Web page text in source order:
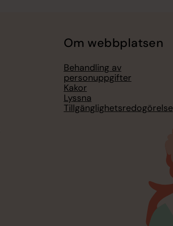
Om webbplatsen
Behandling av
personuppgifter
Kakor
Lyssna
Tillgänglighetsredogörelse